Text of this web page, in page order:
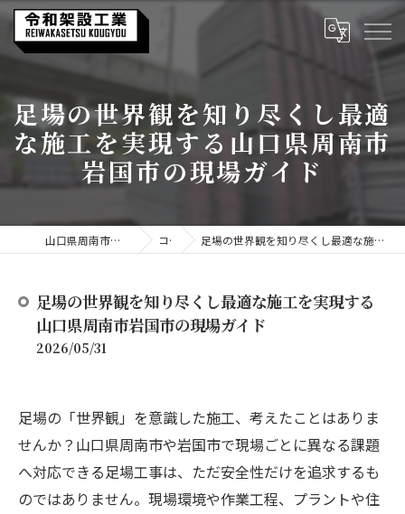
足場の世界観を知り尽くし最適
な施工を実現する山口県周南市
岩国市の現場ガイド
山口県周南市の足場なら令和架設工業 コラム 足場の世界観を知り尽くし最適な施工を実現する山口県周南市岩国市の現場ガイド
足場の世界観を知り尽くし最適な施工を実現する
山口県周南市岩国市の現場ガイド
2026/05/31
足場の「世界観」を意識した施工、考えたことはありま
せんか？山口県周南市や岩国市で現場ごとに異なる課題
へ対応できる足場工事は、ただ安全性だけを追求するも
のではありません。現場環境や作業工程、プラントや住